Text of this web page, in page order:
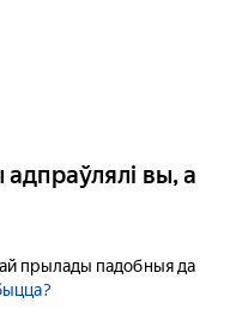
вы, а
прылады падобныя да